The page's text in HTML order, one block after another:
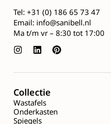
Tel: +31 (0) 186 65 73 47
Email: info@sanibell.nl
Ma t/m vr – 8:30 tot 17:00
Collectie
Wastafels
Onderkasten
Spiegels